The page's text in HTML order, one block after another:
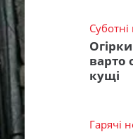
варто
кущі
Гарячі